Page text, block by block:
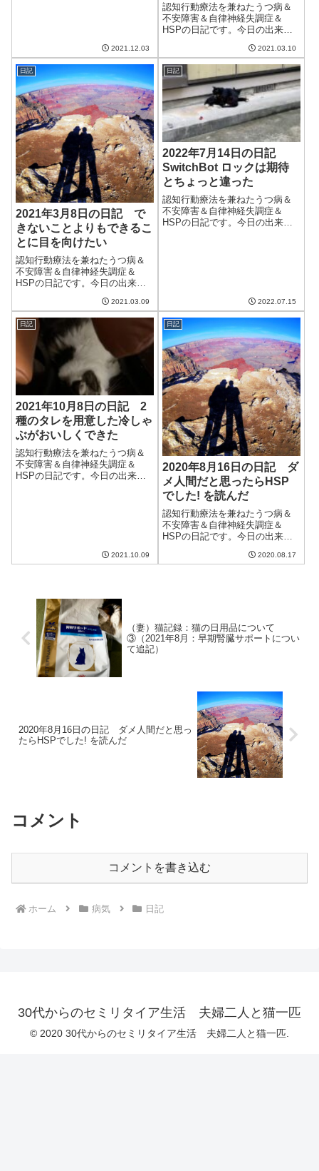
2021.12.03
認知行動療法を兼ねたうつ病＆
不安障害＆自律神経失調症＆
HSPの日記です。今日の出来事
の天気。まあまあ暖かいが、す
っきり晴れないのがいまいち。
調子は昨日に比べるとよくなっ
た気がする。ベルソムラを飲ん
で寝たりしていな...
2021.03.10
日記
2021年3月8日の日記 で
きないことよりもできるこ
とに目を向けたい
認知行動療法を兼ねたうつ病＆
不安障害＆自律神経失調症＆
HSPの日記です。今日の出来事
予報だと雨ではなかったのだけ
ど、この時期の予報は難しいと
いうことなのだろうか。花粉症
の妻は午前中は辛そうだった
が、午後からは楽に...
2021.03.09
日記
2022年7月14日の日記
SwitchBot ロックは期待
とちょっと違った
認知行動療法を兼ねたうつ病＆
不安障害＆自律神経失調症＆
HSPの日記です。今日の出来事
2022.07.15
日記
2021年10月8日の日記 2
種のタレを用意した冷しゃ
ぶがおいしくできた
認知行動療法を兼ねたうつ病＆
不安障害＆自律神経失調症＆
HSPの日記です。今日の出来事
2021.10.09
日記
2020年8月16日の日記 ダ
メ人間だと思ったらHSP
でした! を読んだ
認知行動療法を兼ねたうつ病＆
不安障害＆自律神経失調症＆
HSPの日記です。今日の出来事
午後から雨が降るといっておき
2020.08.17
（妻）猫記録：猫の日用品について
③（2021年8月：早期腎臓サポートについ
て追記）
2020年8月16日の日記 ダメ人間だと思っ
たらHSPでした! を読んだ
コメント
コメントを書き込む
ホーム 病気 日記
30代からのセミリタイア生活 夫婦二人と猫一匹
© 2020 30代からのセミリタイア生活 夫婦二人と猫一匹.